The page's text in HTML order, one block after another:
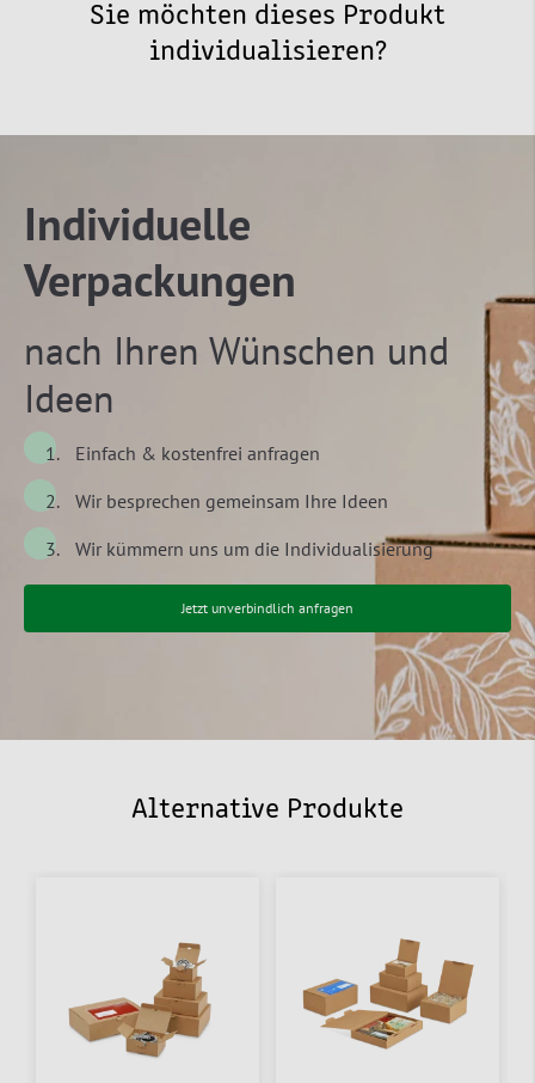
Sie möchten dieses Produkt
individualisieren?
Individuelle
Verpackungen
nach Ihren Wünschen und
Ideen
Einfach & kostenfrei anfragen
Wir besprechen gemeinsam Ihre Ideen
Wir kümmern uns um die Individualisierung
Jetzt unverbindlich anfragen
Alternative Produkte